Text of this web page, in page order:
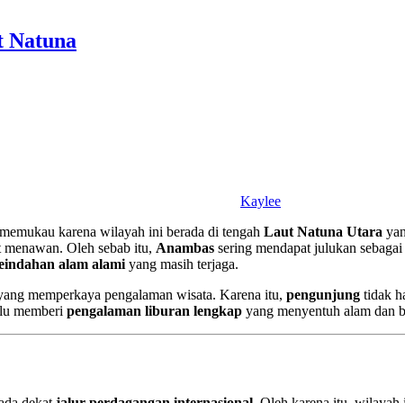
Natuna
Kaylee
karena wilayah ini berada di tengah Laut Natuna Utara
menawan. Oleh sebab itu, Anambas sering mendapat julukan sebagai
alam alami yang masih terjaga.
memperkaya pengalaman wisata. Karena itu, pengunjung tidak
memberi pengalaman liburan lengkap yang menyentuh alam dan